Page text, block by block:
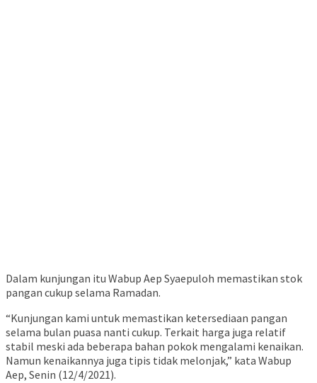
Dalam kunjungan itu Wabup Aep Syaepuloh memastikan stok
pangan cukup selama Ramadan.
“Kunjungan kami untuk memastikan ketersediaan pangan
selama bulan puasa nanti cukup. Terkait harga juga relatif
stabil meski ada beberapa bahan pokok mengalami kenaikan.
Namun kenaikannya juga tipis tidak melonjak,” kata Wabup
Aep, Senin (12/4/2021).